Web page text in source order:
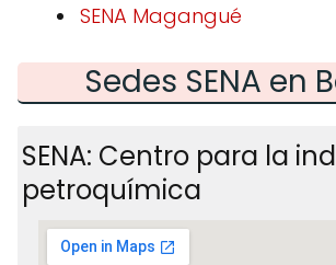
SENA Magangué
Sedes SENA en
SENA: Centro para la
petroquímica